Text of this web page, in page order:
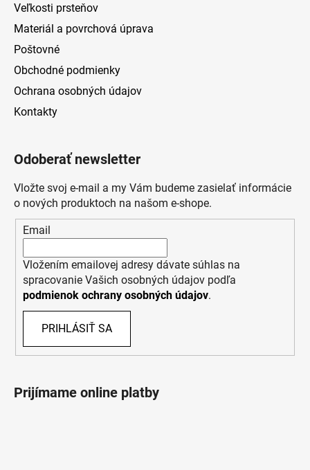
Veľkosti prsteňov
Materiál a povrchová úprava
Poštovné
Obchodné podmienky
Ochrana osobných údajov
Kontakty
Odoberať newsletter
Vložte svoj e-mail a my Vám budeme zasielať informácie
o nových produktoch na našom e-shope.
Email
Vložením emailovej adresy dávate súhlas na
spracovanie Vašich osobných údajov podľa
podmienok ochrany osobných údajov.
PRIHLÁSIŤ SA
Prijímame online platby